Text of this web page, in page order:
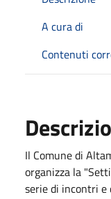
A cura di
Contenuti
Il Comune di
organizza la
serie di incontri